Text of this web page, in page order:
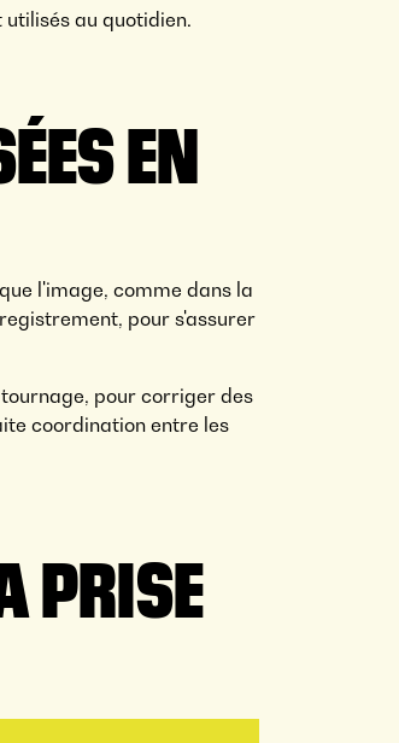
utilisés au quotidien.
EN
l'image, comme dans la
pour s'assurer
pour corriger des
coordination entre les
PRISE